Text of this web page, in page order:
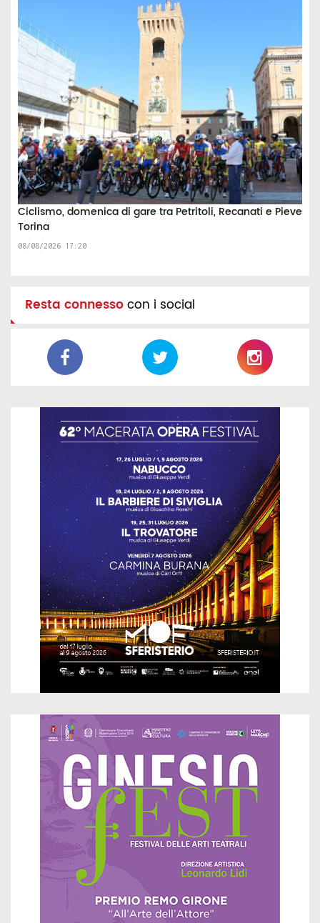
Ciclismo, domenica di gare tra Petritoli, Recanati e Pieve
Torina
08/08/2026 17:20
Resta connessocon i social